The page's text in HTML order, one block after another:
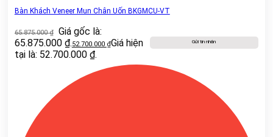
Bàn Khách Veneer Mun Chân Uốn BKGMCU-VT
65.875.000₫
Giá gốc là:
65.875.000 ₫.52.700.000 ₫Giá hiện
tại là: 52.700.000 ₫.
Gửi tin nhắn